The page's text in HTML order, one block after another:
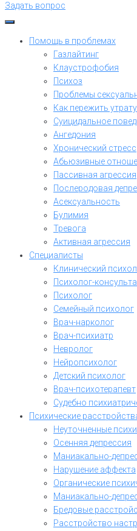
Задать вопрос
Помощь в проблемах
Газлайтинг
Клаустрофобия
Психоз
Проблемы
Как пережить утрату
Суицидальное
Ангедония
Хронический стресс
Абьюзивные
Пассивная агрессия
Послеродовая
Асексуальность
Булимия
Тревога
Активная агрессия
Специалисты
Клинический
Психолог-
Психолог
Семейный психолог
Врач-нарколог
Врач-психиатр
Невролог
Нейропсихолог
Детский психолог
Врач-психотерапевт
Судебно
Психические
Неуточненные
Осенняя депрессия
Маниакально-
Нарушение аффекта
Органические
Маниакально-
Бредовые
Расстройство